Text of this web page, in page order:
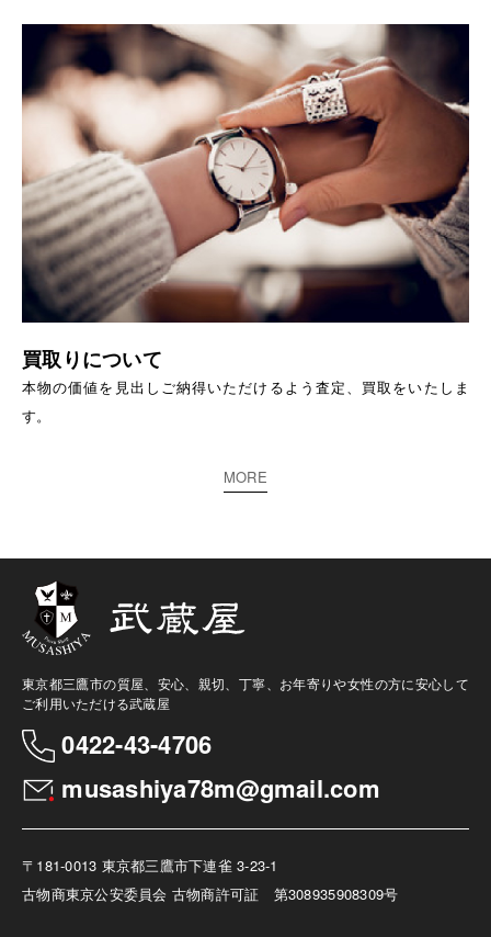
買取りについて
本物の価値を見出しご納得いただけるよう査定、買取をいたしま
す。
MORE
東京都三鷹市の質屋、安心、親切、丁寧、お年寄りや女性の方に安心して
ご利用いただける武蔵屋
0422-43-4706
musashiya78m@gmail.com
〒181-0013 東京都三鷹市下連雀 3-23-1
古物商東京公安委員会 古物商許可証 第308935908309号